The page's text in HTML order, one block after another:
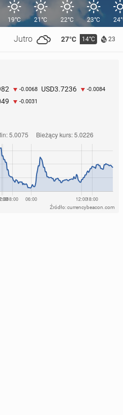
Jutro 27°C 14°C 23
19°C 21°C 22°C 23°C
-0.0068 USD3.7236 -0.0084
-0.0031
Źródło: currencybeacon.com